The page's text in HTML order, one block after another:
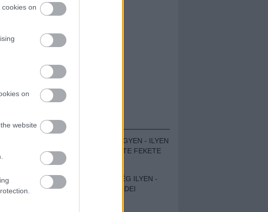
on
on
website
BESZÁMOLÓK
ZENÉS TÁBOR A HEGYEN - ILYEN
VOLT A VÍRUS SZÜLTE FEKETE
ZAJ FESZTIVÁL
SOHA NEM VOLT MÉG ILYEN -
BESZÁMOLÓNK AZ IDEI